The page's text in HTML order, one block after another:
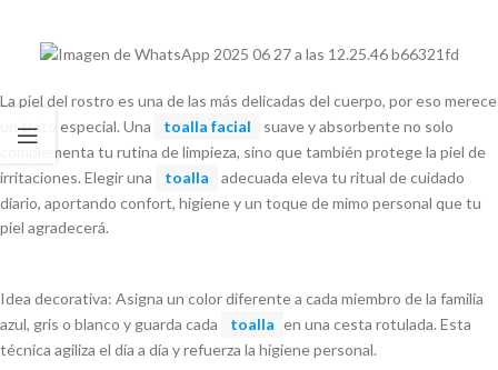
La piel del rostro es una de las más delicadas del cuerpo, por eso merece
un trato especial. Una
toalla facial
suave y absorbente no solo
complementa tu rutina de limpieza, sino que también protege la piel de
irritaciones. Elegir una
toalla
adecuada eleva tu ritual de cuidado
diario, aportando confort, higiene y un toque de mimo personal que tu
piel agradecerá.
Idea decorativa: Asigna un color diferente a cada miembro de la familia
azul, gris o blanco y guarda cada
toalla en una cesta rotulada. Esta
técnica agiliza el día a día y refuerza la higiene personal.